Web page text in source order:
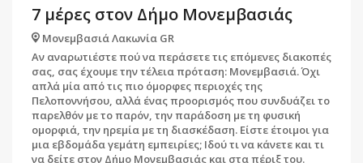
7 μέρες στον Δήμο Μονεμβασιάς
Μονεμβασιά Λακωνία GR
Αν αναρωτιέστε πού να περάσετε τις επόμενες διακοπές
σας, σας έχουμε την τέλεια πρόταση: Μονεμβασιά. Όχι
απλά μία από τις πιο όμορφες περιοχές της
Πελοποννήσου, αλλά ένας προορισμός που συνδυάζει το
παρελθόν με το παρόν, την παράδοση με τη φυσική
ομορφιά, την ηρεμία με τη διασκέδαση. Είστε έτοιμοι για
μια εβδομάδα γεμάτη εμπειρίες; Ιδού τι να κάνετε και τι
να δείτε στον Δήμο Μονεμβασιάς και στα πέριξ του.